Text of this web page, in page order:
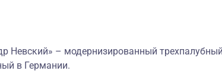
Невский» – модернизированный
в Германии.